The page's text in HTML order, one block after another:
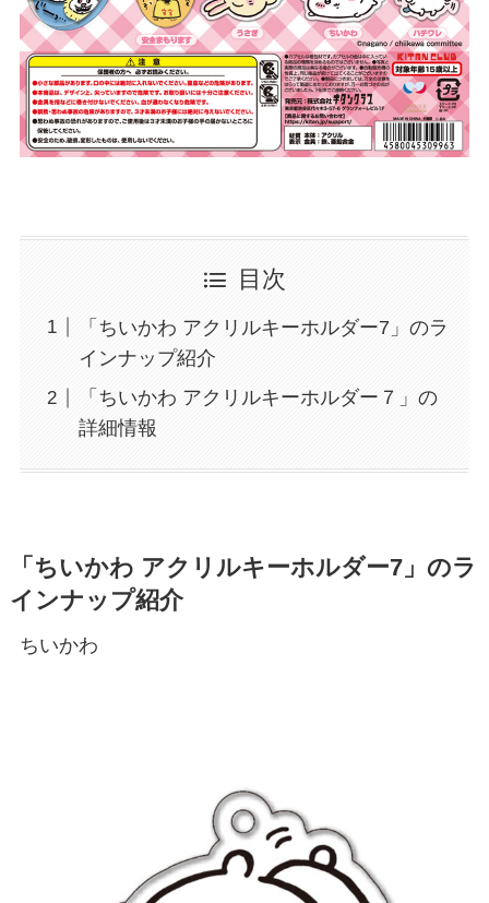
目次
「ちいかわ アクリルキーホルダー7」のラ
インナップ紹介
「ちいかわ アクリルキーホルダー７」の
詳細情報
「ちいかわ アクリルキーホルダー7」のラ
インナップ紹介
ちいかわ